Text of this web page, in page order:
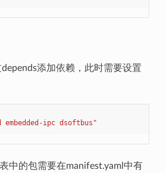
添加依赖，此时需要设置
embedded-ipc dsoftbus"
中的包需要在manifest.yaml中有